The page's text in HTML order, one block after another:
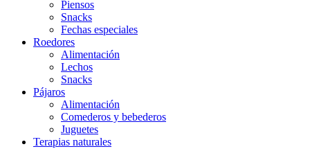
Piensos
Snacks
Fechas especiales
Roedores
Alimentación
Lechos
Snacks
Pájaros
Alimentación
Comederos y bebederos
Juguetes
Terapias naturales